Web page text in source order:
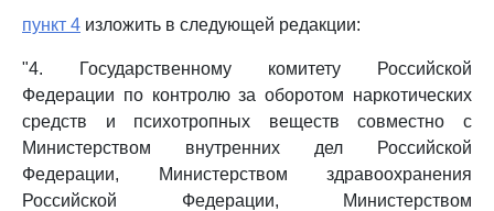
пункт 4 изложить в следующей редакции:
"4. Государственному комитету Российской
Федерации по контролю за оборотом наркотических
средств и психотропных веществ совместно с
Министерством внутренних дел Российской
Федерации, Министерством здравоохранения
Российской Федерации, Министерством